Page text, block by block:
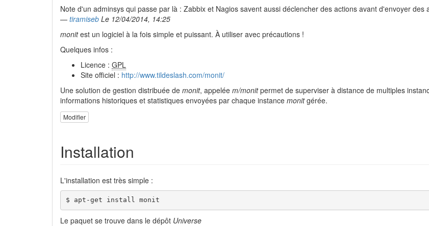
Note d'un adminsys qui passe par là : Zabbix et Nagios savent aussi déclencher des actions avant d'envoyer
— tiramiseb Le 12/04/2014, 14:25
monitest un logiciel à la fois simple et puissant. À utiliser avec précautions !
Quelques infos :
Licence : GPL
Site officiel : http://www.tildeslash.com/monit/
Une solution de gestion distribuée de monit, appelée m/monitpermet de superviser à distance de multiples
informations historiques et statistiques envoyées par chaque instance monitgérée.
Modifier
Installation
L'installation est très simple :
$ apt-get install monit
Le paquet se trouve dans le dépôt Universe